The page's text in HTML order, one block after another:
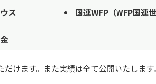
ス 国連WFP（WFP国連
けます。また実績は全て公開いたします。